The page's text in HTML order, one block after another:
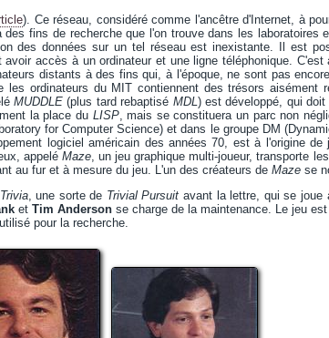
). Ce réseau, considéré comme l'ancêtre d'Internet, à
fins de recherche que l'on trouve dans les laboratoires
des données sur un tel réseau est inexistante. Il est
accès à un ordinateur et une ligne téléphonique. C'est
distants à des fins qui, à l'époque, ne sont pas
les ordinateurs du MIT contiennent des trésors aisément
MUDDLE(plus tard rebaptisé MDL) est développé, qui
la place du LISP, mais se constituera un parc non
for Computer Science) et dans le groupe DM
logiciel américain des années 70, est à l'origine
appelé Maze, un jeu graphique multi-joueur, transporte
au fur et à mesure du jeu. L'un des créateurs de Maze se
Trivia, une sorte de Trivial Pursuit avant la lettre, qui se joue
et Tim Anderson se charge de la maintenance. Le jeu
pour la recherche.